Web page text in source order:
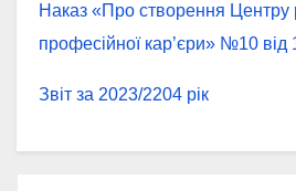
Наказ «Про створення Центру
професійної кар’єри» №10 від
Звіт за 2023/2204 рік